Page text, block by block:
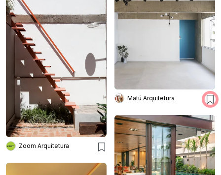
Zoom Arquitetura
Matú Arquitetura